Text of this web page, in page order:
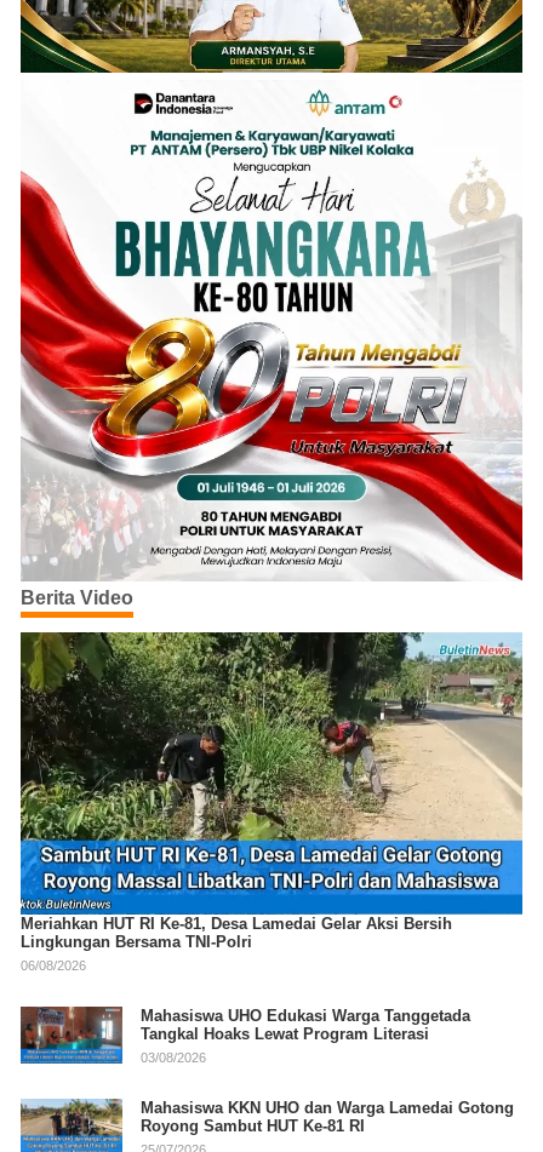
Berita Video
Meriahkan HUT RI Ke-81, Desa Lamedai Gelar Aksi Bersih
Lingkungan Bersama TNI-Polri
06/08/2026
Mahasiswa UHO Edukasi Warga Tanggetada
Tangkal Hoaks Lewat Program Literasi
03/08/2026
Mahasiswa KKN UHO dan Warga Lamedai Gotong
Royong Sambut HUT Ke-81 RI